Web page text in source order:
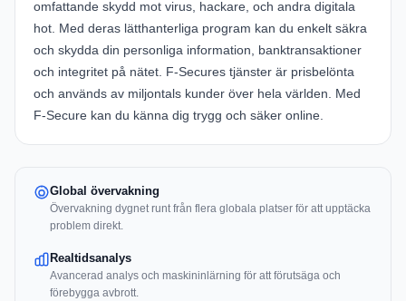
omfattande skydd mot virus, hackare, och andra digitala
hot. Med deras lätthanterliga program kan du enkelt säkra
och skydda din personliga information, banktransaktioner
och integritet på nätet. F-Secures tjänster är prisbelönta
och används av miljontals kunder över hela världen. Med
F-Secure kan du känna dig trygg och säker online.
Global övervakning
Övervakning dygnet runt från flera globala platser för att upptäcka
problem direkt.
Realtidsanalys
Avancerad analys och maskininlärning för att förutsäga och
förebygga avbrott.